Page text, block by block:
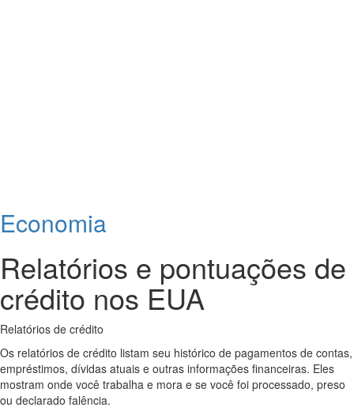
Economia
Relatórios e pontuações de
crédito nos EUA
Relatórios de crédito
Os relatórios de crédito listam seu histórico de pagamentos de contas,
empréstimos, dívidas atuais e outras informações financeiras. Eles
mostram onde você trabalha e mora e se você foi processado, preso
ou declarado falência.